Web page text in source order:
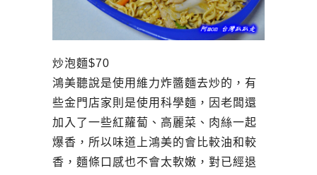
炒泡麵$70
鴻美聽說是使用維力炸醬麵去炒的，有
些金門店家則是使用科學麵，因老闆還
加入了一些紅蘿蔔、高麗菜、肉絲一起
爆香，所以味道上鴻美的會比較油和較
香，麵條口感也不會太軟嫩，對已經退